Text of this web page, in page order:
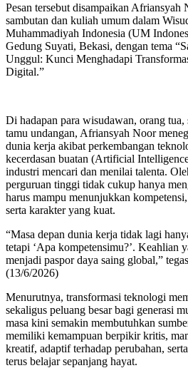
Pesan tersebut disampaikan Afriansyah
sambutan dan kuliah umum dalam
Muhammadiyah Indonesia (UM
Gedung Suyati, Bekasi, dengan tema
Unggul: Kunci Menghadapi
Digital.”
Di hadapan para wisudawan, orang tua,
tamu undangan, Afriansyah Noor
dunia kerja akibat perkembangan
kecerdasan buatan (Artificial
industri mencari dan menilai talenta.
perguruan tinggi tidak cukup hanya
harus mampu menunjukkan
serta karakter yang kuat.
“Masa depan dunia kerja tidak lagi
tetapi ‘Apa kompetensimu?’. Keahlian
menjadi paspor daya saing global,”
(13/6/2026)
Menurutnya, transformasi teknologi
sekaligus peluang besar bagi generasi
masa kini semakin membutuhkan
memiliki kemampuan berpikir kritis,
kreatif, adaptif terhadap perubahan,
terus belajar sepanjang hayat.